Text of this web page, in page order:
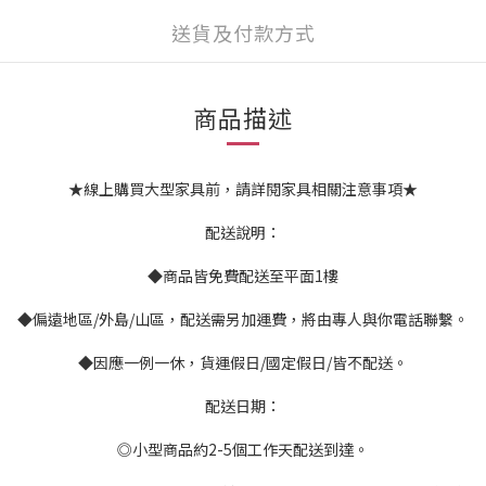
送貨及付款方式
商品描述
★線上購買大型家具前，請詳閱家具相關注意事項★
配送說明：
◆商品皆免費配送至平面1樓
◆偏遠地區/外島/山區，配送需另加運費，將由專人與你電話聯繫。
◆因應一例一休，貨運假日/國定假日/皆不配送。
配送日期：
◎小型商品約2-5個工作天配送到達。